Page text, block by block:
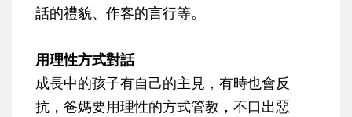
話的禮貌、作客的言行等。
用理性方式對話
成長中的孩子有自己的主見，有時也會反
抗，爸媽要用理性的方式管教，不口出惡